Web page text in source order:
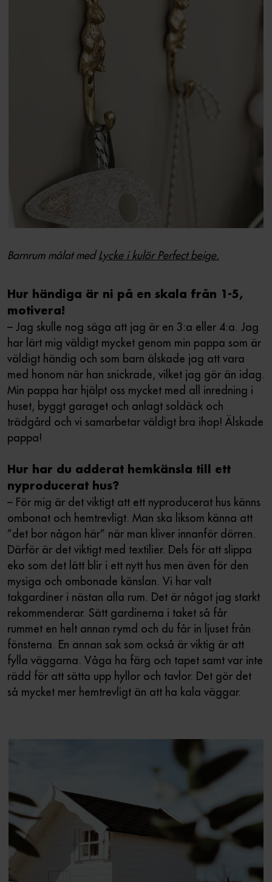
Barnrum målat medLycke i kulör Perfect beige.
Hur händiga är ni på en skala från 1-5,
motivera!
– Jag skulle nog säga att jag är en 3:a eller 4:a. Jag
har lärt mig väldigt mycket genom min pappa som är
väldigt händig och som barn älskade jag att vara
med honom när han snickrade, vilket jag gör än idag.
Min pappa har hjälpt oss mycket med all inredning i
huset, byggt garaget och anlagt soldäck och
trädgård och vi samarbetar väldigt bra ihop! Älskade
pappa!
Hur har du adderat hemkänsla till ett
nyproducerat hus?
– För mig är det viktigt att ett nyproducerat hus känns
ombonat och hemtrevligt. Man ska liksom känna att
”det bor någon här” när man kliver innanför dörren.
Därför är det viktigt med textilier. Dels för att slippa
eko som det lätt blir i ett nytt hus men även för den
mysiga och ombonade känslan. Vi har valt
takgardiner i nästan alla rum. Det är något jag starkt
rekommenderar. Sätt gardinerna i taket så får
rummet en helt annan rymd och du får in ljuset från
fönsterna. En annan sak som också är viktig är att
fylla väggarna. Våga ha färg och tapet samt var inte
rädd för att sätta upp hyllor och tavlor. Det gör det
så mycket mer hemtrevligt än att ha kala väggar.